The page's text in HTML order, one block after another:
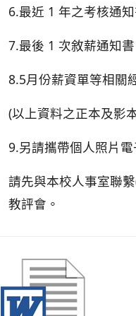
6.最近 1 年之考核通
7.最後 1 次敘薪通知書
8.5月份薪資單等相關
(以上資料之正本及影
9.另請攜帶個人照片電
請先與本校人事室聯
教評會。